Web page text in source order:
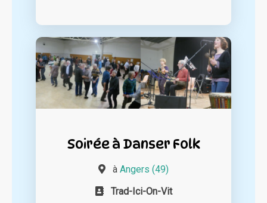
Soirée à Danser Folk
à Angers (49)
Trad-Ici-On-Vit